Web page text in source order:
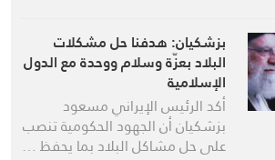
بزشكيان: هدفنا حل مشكلات
البلاد بعزّة وسلام ووحدة مع الدول
الإسلامية
أكد الرئيس الإيراني مسعود
بزشكيان أن الجهود الحكومية تنصب
على حل مشاكل البلاد بما يحفظ …